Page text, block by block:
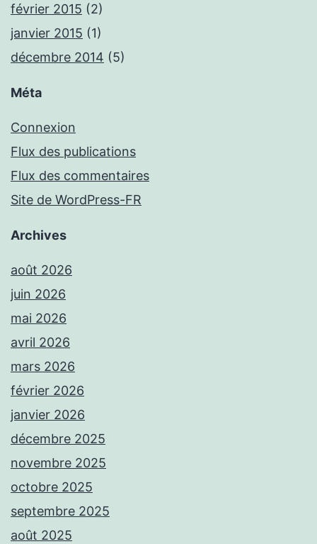
février 2015 (2)
janvier 2015 (1)
décembre 2014 (5)
Méta
Connexion
Flux des publications
Flux des commentaires
Site de WordPress-FR
Archives
août 2026
juin 2026
mai 2026
avril 2026
mars 2026
février 2026
janvier 2026
décembre 2025
novembre 2025
octobre 2025
septembre 2025
août 2025